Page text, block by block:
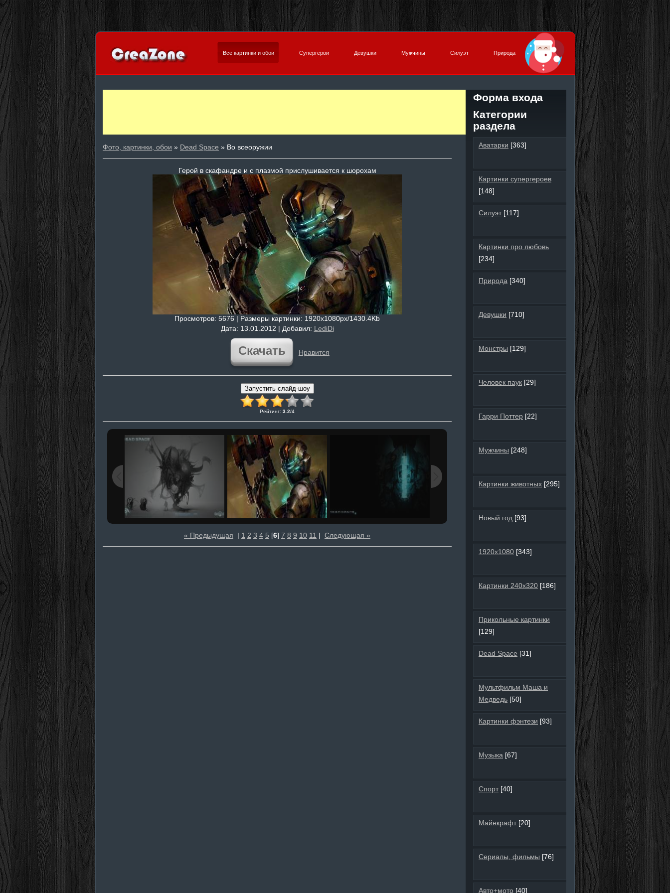
Все картинки и обои Супергерои Девушки Мужчины Силуэт Природа
Фото, картинки, обои » Dead Space » Во всеоружии
Герой в скафандре и с плазмой прислушивается к шорохам
Просмотров: 5676 | Размеры картинки: 1920x1080px/1430.4Kb
Дата: 13.01.2012 | Добавил: LediDi
Скачать Нравится
Рейтинг: 3.2/4
« Предыдущая | 1 2 3 4 5 [6] 7 8 9 10 11 | Следующая »
Форма входа
Категории
раздела
Аватарки [363]
Картинки супергероев
[148]
Силуэт [117]
Картинки про любовь
[234]
Природа [340]
Девушки [710]
Монстры [129]
Человек паук [29]
Гарри Поттер [22]
Мужчины [248]
Картинки животных [295]
Новый год [93]
1920х1080 [343]
Картинки 240х320 [186]
Прикольные картинки
[129]
Dead Space [31]
Мультфильм Маша и
Медведь [50]
Картинки фэнтези [93]
Музыка [67]
Спорт [40]
Майнкрафт [20]
Сериалы, фильмы [76]
Авто+мото [40]